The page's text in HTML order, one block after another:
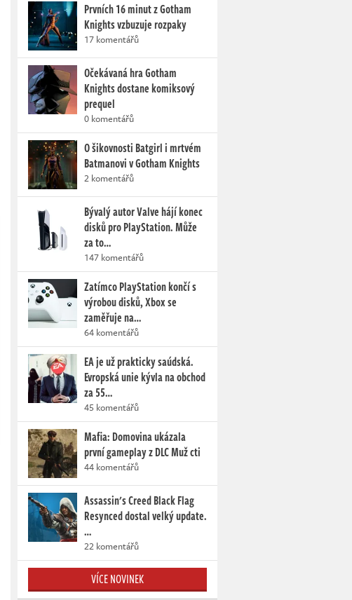
Prvních 16 minut z Gotham
Knights vzbuzuje rozpaky
17 komentářů
Očekávaná hra Gotham
Knights dostane komiksový
prequel
0 komentářů
O šikovnosti Batgirl i mrtvém
Batmanovi v Gotham Knights
2 komentářů
Bývalý autor Valve hájí konec
disků pro PlayStation. Může
za to…
147 komentářů
Zatímco PlayStation končí s
výrobou disků, Xbox se
zaměřuje na…
64 komentářů
EA je už prakticky saúdská.
Evropská unie kývla na obchod
za 55…
45 komentářů
Mafia: Domovina ukázala
první gameplay z DLC Muž cti
44 komentářů
Assassin's Creed Black Flag
Resynced dostal velký update.
…
22 komentářů
VÍCE NOVINEK